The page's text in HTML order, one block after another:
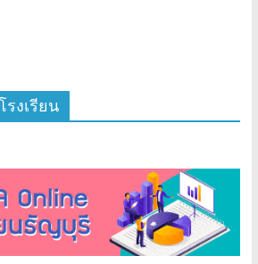
งเรียน